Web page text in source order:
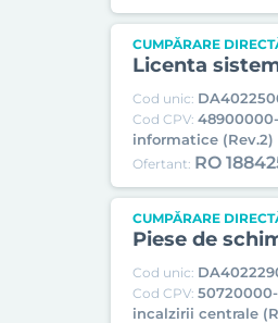
CUMPĂRARE
Licenta
Cod unic:
Cod CPV:
informatice (Rev.2)
Ofertant: RO
CUMPĂRARE
Piese de
Cod unic:
Cod CPV:
incalzirii centrale